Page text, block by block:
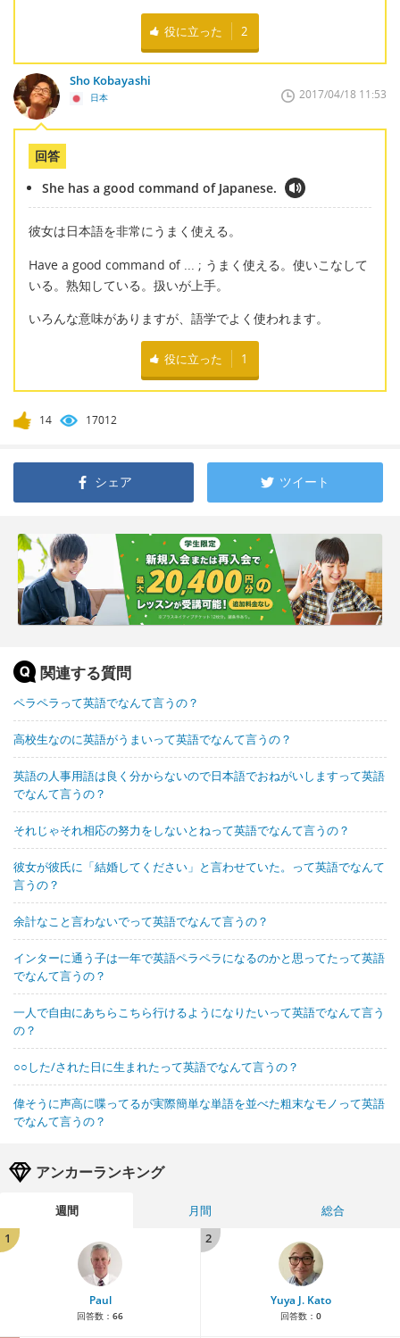
役に立った 2
Sho Kobayashi
日本 2017/04/18 11:53
回答
She has a good command of Japanese.
彼女は日本語を非常にうまく使える。
Have a good command of ... ; うまく使える。使いこなして
いる。熟知している。扱いが上手。
いろんな意味がありますが、語学でよく使われます。
役に立った 1
14 17012
シェア ツイート
関連する質問
ペラペラって英語でなんて言うの？
高校生なのに英語がうまいって英語でなんて言うの？
英語の人事用語は良く分からないので日本語でおねがいしますって英語
でなんて言うの？
それじゃそれ相応の努力をしないとねって英語でなんて言うの？
彼女が彼氏に「結婚してください」と言わせていた。って英語でなんて
言うの？
余計なこと言わないでって英語でなんて言うの？
インターに通う子は一年で英語ペラペラになるのかと思ってたって英語
でなんて言うの？
一人で自由にあちらこちら行けるようになりたいって英語でなんて言う
の？
○○した/された日に生まれたって英語でなんて言うの？
偉そうに声高に喋ってるが実際簡単な単語を並べた粗末なモノって英語
でなんて言うの？
アンカーランキング
週間 月間
総合
1
Paul
回答数： 66
2
Yuya J. Kato
回答数： 0